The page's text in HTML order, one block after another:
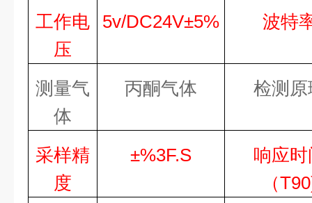
工作电
压
5v/DC24V±5% 波特
测量气
体
丙酮气体 检测原
采样精
度
±%3F.S
响应时
（